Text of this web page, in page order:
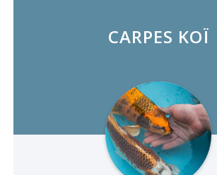
CARPES KOÏ